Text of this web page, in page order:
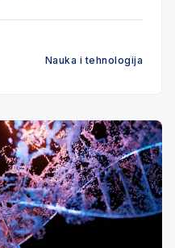
Nauka i tehnologija